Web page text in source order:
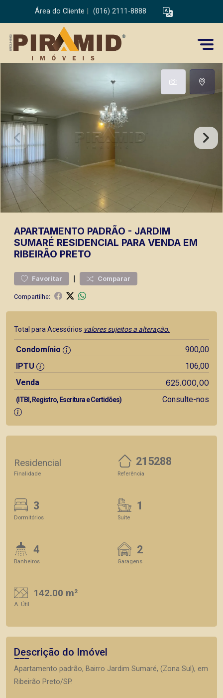
Área do Cliente (016) 2111-8888
APARTAMENTO PADRÃO - JARDIM
SUMARÉ RESIDENCIAL PARA VENDA EM
RIBEIRÃO PRETO
Favoritar | Comparar
Compartilhe:
Total para Acessórios valores sujeitos a alteração.
Condomínio
900,00
IPTU
106,00
Venda
625.000,00
(ITBI, Registro, Escritura e Certidões) Consulte-nos
Residencial
Finalidade
215288
Referência
3
Dormitórios
1
Suite
4
Banheiros
2
Garagens
142.00 m²
A. Útil
Descrição do Imóvel
Apartamento padrão, Bairro Jardim Sumaré, (Zona Sul), em
Ribeirão Preto/SP.